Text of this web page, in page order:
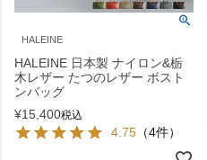
HALEINE
HALEINE 日本製 ナイロン&栃
木レザー たつのレザー ボスト
ンバッグ
¥15,400税込
4.75 （4件）